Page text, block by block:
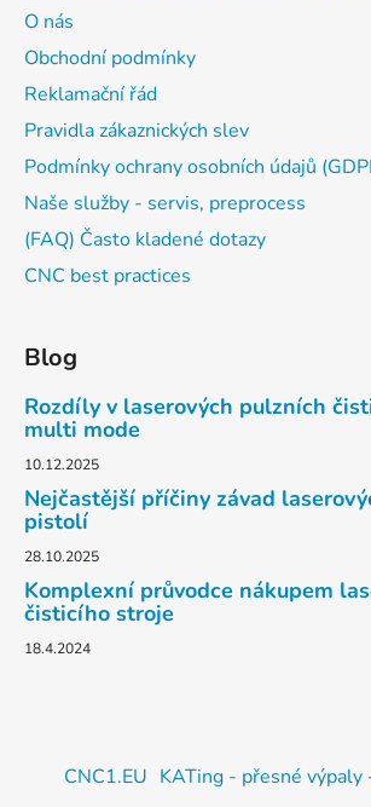
O nás
Obchodní podmínky
Reklamační řád
Pravidla zákaznických slev
Podmínky ochrany osobních údajů
Naše služby - servis, preprocess
(FAQ) Často kladené dotazy
CNC best practices
Blog
Rozdíly v laserových pulzních
multi mode
10.12.2025
Nejčastější příčiny závad
pistolí
28.10.2025
Komplexní průvodce nákupem
čisticího stroje
18.4.2024
CNC1.EU KATing - přesné výpaly